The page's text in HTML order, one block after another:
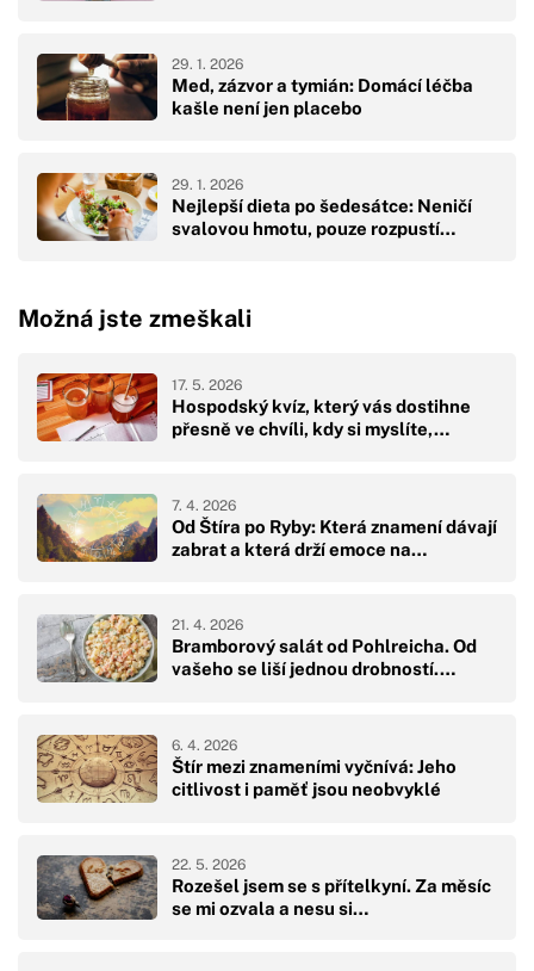
Med, zázvor a tymián: Domácí léčba
kašle není jen placebo
29. 1. 2026
Nejlepší dieta po šedesátce: Neničí
svalovou hmotu, pouze rozpustí…
29. 1. 2026
Možná jste zmeškali
Hospodský kvíz, který vás dostihne
přesně ve chvíli, kdy si myslíte,…
17. 5. 2026
Od Štíra po Ryby: Která znamení dávají
zabrat a která drží emoce na…
7. 4. 2026
Bramborový salát od Pohlreicha. Od
vašeho se liší jednou drobností.…
21. 4. 2026
Štír mezi znameními vyčnívá: Jeho
citlivost i paměť jsou neobvyklé
6. 4. 2026
Rozešel jsem se s přítelkyní. Za měsíc
se mi ozvala a nesu si…
22. 5. 2026